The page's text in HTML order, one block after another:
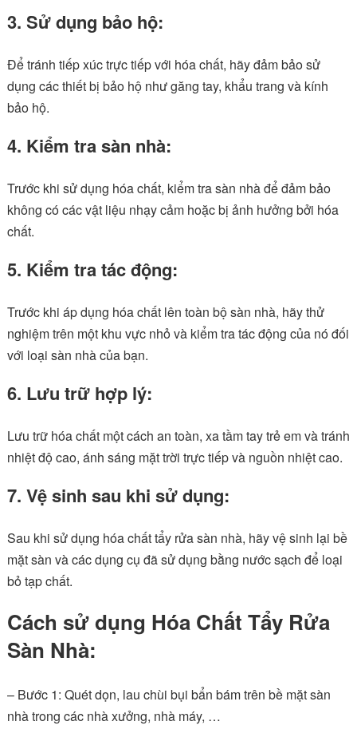
3. Sử dụng bảo hộ:
Để tránh tiếp xúc trực tiếp với hóa chất, hãy đảm bảo sử
dụng các thiết bị bảo hộ như găng tay, khẩu trang và kính
bảo hộ.
4. Kiểm tra sàn nhà:
Trước khi sử dụng hóa chất, kiểm tra sàn nhà để đảm bảo
không có các vật liệu nhạy cảm hoặc bị ảnh hưởng bởi hóa
chất.
5. Kiểm tra tác động:
Trước khi áp dụng hóa chất lên toàn bộ sàn nhà, hãy thử
nghiệm trên một khu vực nhỏ và kiểm tra tác động của nó đối
với loại sàn nhà của bạn.
6. Lưu trữ hợp lý:
Lưu trữ hóa chất một cách an toàn, xa tầm tay trẻ em và tránh
nhiệt độ cao, ánh sáng mặt trời trực tiếp và nguồn nhiệt cao.
7. Vệ sinh sau khi sử dụng:
Sau khi sử dụng hóa chất tẩy rửa sàn nhà, hãy vệ sinh lại bề
mặt sàn và các dụng cụ đã sử dụng bằng nước sạch để loại
bỏ tạp chất.
Cách sử dụng Hóa Chất Tẩy Rửa
Sàn Nhà:
– Bước 1: Quét dọn, lau chùi bụi bẩn bám trên bề mặt sàn
nhà trong các nhà xưởng, nhà máy, …